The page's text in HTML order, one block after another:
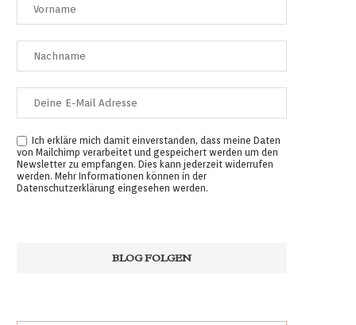
Ich erkläre mich damit einverstanden, dass meine Daten
von Mailchimp verarbeitet und gespeichert werden um den
Newsletter zu empfangen. Dies kann jederzeit widerrufen
werden. Mehr Informationen können in der
Datenschutzerklärung eingesehen werden.